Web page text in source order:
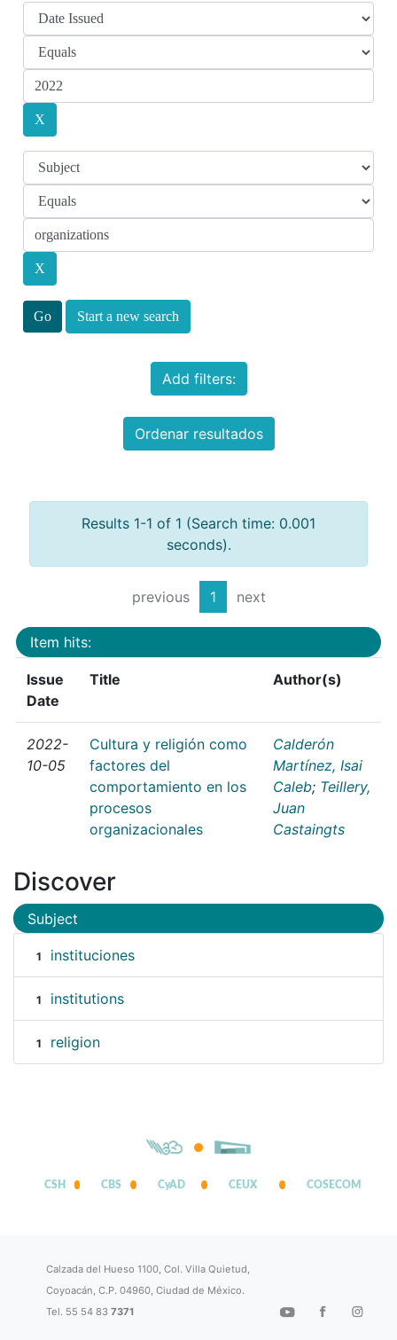
Start a new search
Add filters:
Ordenar resultados
Results 1-1 of 1 (Search time: 0.001
seconds).
previous 1 next
Item hits:
Issue
Date
Title Author(s)
2022-
10-05
Cultura y religión como
factores del
comportamiento en los
procesos
organizacionales
Calderón
Martínez, Isai
Caleb; Teillery,
Juan
Castaingts
Discover
Subject
1 instituciones
1 institutions
1 religion
CSH CBS CyAD CEUX COSECOM
Calzada del Hueso 1100, Col. Villa Quietud,
Coyoacán, C.P. 04960, Ciudad de México.
Tel. 55 54 837371